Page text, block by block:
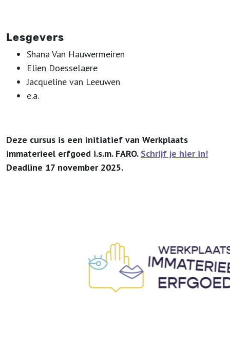
Lesgevers
Shana Van Hauwermeiren
Elien Doesselaere
Jacqueline van Leeuwen
e.a.
Deze cursus is een initiatief van Werkplaats
immaterieel erfgoed i.s.m. FARO. Schrijf je hier in!
Deadline 17 november 2025.